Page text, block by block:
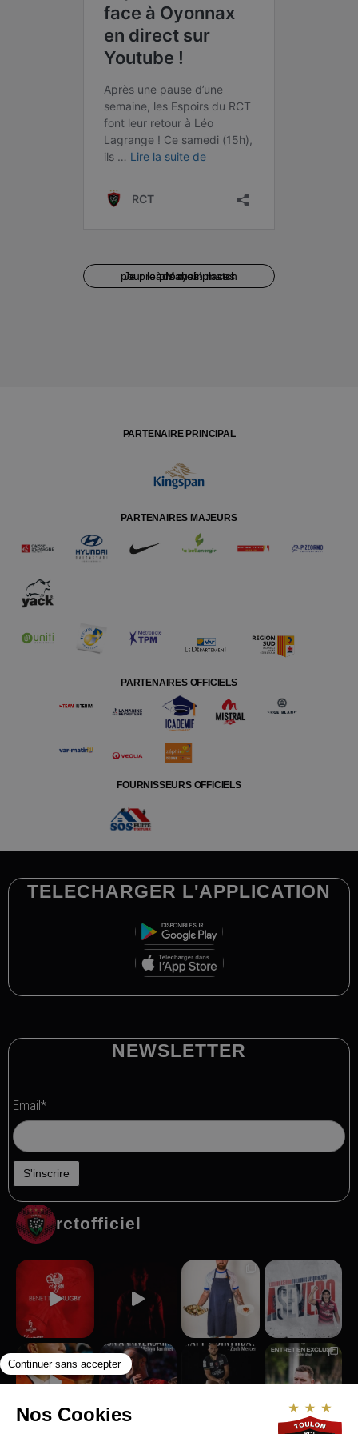
Je prends mes places pour le prochain match à Mayol !
PARTENAIRE PRINCIPAL
PARTENAIRES MAJEURS
PARTENAIRES OFFICIELS
FOURNISSEURS OFFICIELS
TELECHARGER L'APPLICATION
NEWSLETTER
Email*
rctofficiel